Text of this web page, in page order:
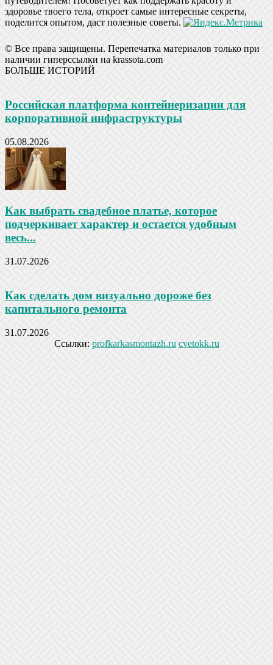
здоровье твоего тела, откроет самые интересные секреты,
поделится опытом, даст полезные советы.
© Все права защищены. Перепечатка материалов только при
наличии гиперссылки на krassota.com
БОЛЬШЕ ИСТОРИЙ
Российская платформа контейнеризации для
корпоративной инфраструктуры
05.08.2026
Как выбрать свадебное платье, которое
подчеркивает характер и остается удобным
весь...
31.07.2026
Как сделать дом визуально дороже без
капитального ремонта
31.07.2026
Ссылки: profkarkasmontazh.ru cvetokk.ru